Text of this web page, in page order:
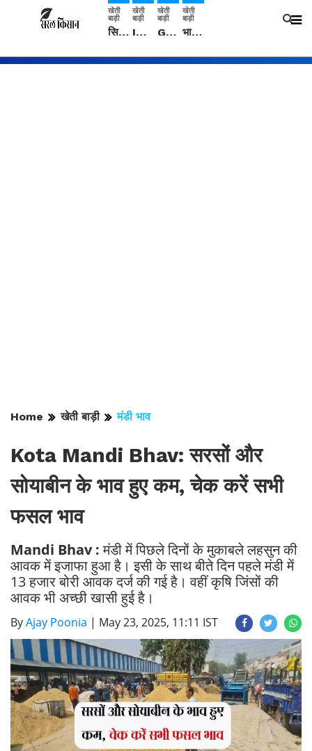
खेती
बाड़ी
सिरसा: कृषि विज्ञान केंद्र की बैठक में फसल बीमा विधि कारण व कृषि उद्यमिता बढ़ावा देने पर चर्चा
खेती
बाड़ी
IMD: राजस्थान में प्री-मानसून की सामान्य से 74% अधिक बारिश, दस्तक में देरी और मानसून कमजोर रहेगा
खेती
बाड़ी
Guar Ka Rate: ग्वार के भाव में हल्की बढ़ोतरी, बढ़ सकता है बुवाई का रकबा
खेती
बाड़ी
भारत में 29 मई से शुरु होगी प्री-मानसून बारिश, ECMWF विदेशी मौसम एजेंसी का पूर्वानुमान
Home खेती बाड़ी मंडी भाव
Kota Mandi Bhav: सरसों और
सोयाबीन के भाव हुए कम, चेक करें सभी
फसल भाव
Mandi Bhav :मंडी में पिछले दिनों के मुकाबले लहसुन की
आवक में इजाफा हुआ है। इसी के साथ बीते दिन पहले मंडी में
13 हजार बोरी आवक दर्ज की गई है। वहीं कृषि जिंसों की
आवक भी अच्छी खासी हुई है।
ByAjay Poonia | May 23, 2025, 11:11 IST